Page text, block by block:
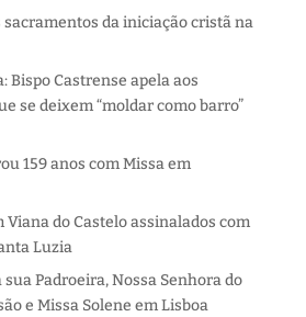
sacramentos da iniciação cristã na
Bispo Castrense apela aos
se deixem “moldar como barro”
159 anos com Missa em
Viana do Castelo assinalados com
Luzia
sua Padroeira, Nossa Senhora do
e Missa Solene em Lisboa